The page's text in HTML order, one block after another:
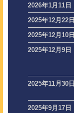
2026年1月11日
2025年12月22日
2025年12月10日
2025年12月9日
2025年11月30日
2025年9月17日